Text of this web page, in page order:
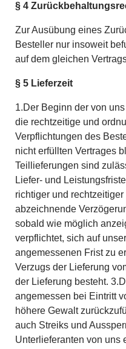
§ 4
Zur Ausübung eines
Besteller nur insoweit
auf dem gleichen
§ 5 Lieferzeit
1.Der Beginn der von
die rechtzeitige und
Verpflichtungen des
nicht erfüllten Vertrages
Teillieferungen sind
Liefer- und
richtiger und
abzeichnende
sobald wie möglich
verpflichtet, sich auf
angemessenen Frist zu
Verzugs der Lieferung
der Lieferung besteht.
angemessen bei Eintritt
höhere Gewalt
auch Streiks und
Unterlieferanten von uns